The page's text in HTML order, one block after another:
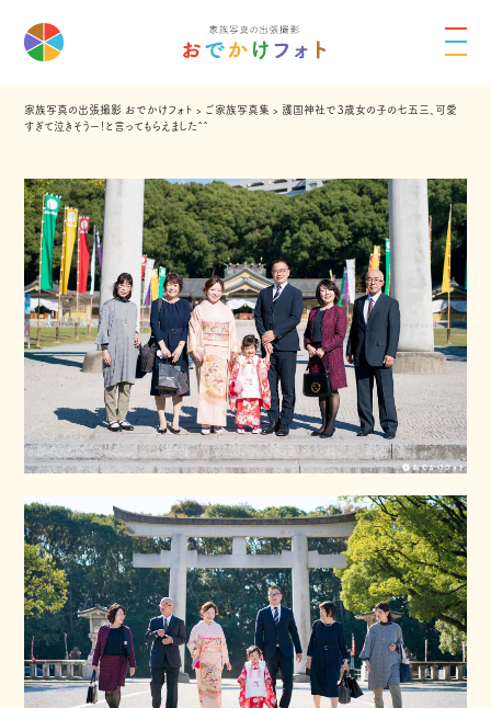
家族写真の出張撮影 おでかけフォト › ご家族写真集 › 護国神社で３歳女の子の七五三、可愛
すぎて泣きそうー！と言ってもらえました^^